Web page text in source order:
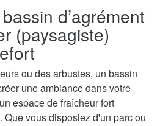
d’agrément
(paysagiste)
ou des arbustes, un bassin
une ambiance dans votre
espace de fraîcheur fort
vous disposiez d'un parc ou